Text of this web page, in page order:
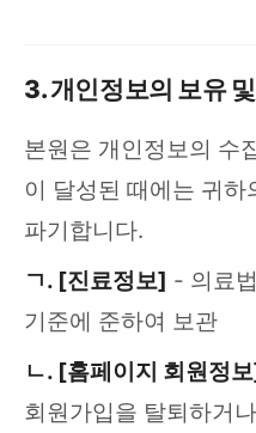
3. 개인정보의 보유
본원은 개인정보의 수
이 달성된 때에는 귀하
파기합니다.
ㄱ. [진료정보] - 의료
기준에 준하여 보관
ㄴ. [홈페이지 회원정
회원가입을 탈퇴하거